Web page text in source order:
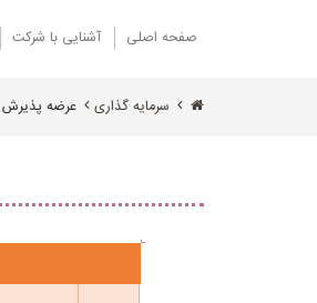
صفحه اصلی آشنایی با شرکت
سرمایه گذاری عرضه پذیرش